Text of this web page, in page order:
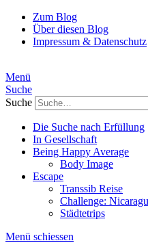
Zum Blog
Über diesen Blog
Impressum & Datenschutz
Menü
Suche
Suche
Die Suche nach Erfüllung
In Gesellschaft
Being Happy Average
Body Image
Escape
Transsib Reise
Challenge:
Städtetrips
Menü schiessen